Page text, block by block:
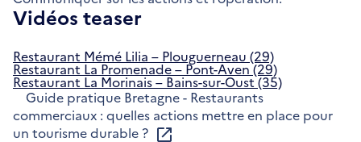
Vidéos teaser
Restaurant Mémé Lilia – Plouguerneau (29)
Restaurant La Promenade – Pont-Aven (29)
Restaurant La Morinais – Bains-sur-Oust (35)
Guide pratique Bretagne - Restaurants
commerciaux : quelles actions mettre en place pour
un tourisme durable ?